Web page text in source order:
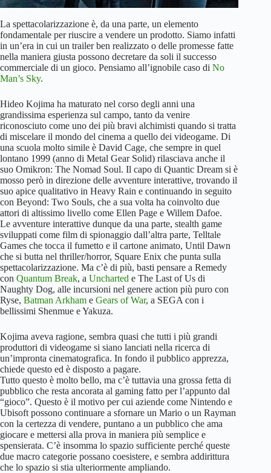
La spettacolarizzazione è, da una parte, un elemento
fondamentale per riuscire a vendere un prodotto. Siamo infatti
in un’era in cui un trailer ben realizzato o delle promesse fatte
nella maniera giusta possono decretare da soli il successo
commerciale di un gioco. Pensiamo all’ignobile caso di No
Man’s Sky.
Hideo Kojima ha maturato nel corso degli anni una
grandissima esperienza sul campo, tanto da venire
riconosciuto come uno dei più bravi alchimisti quando si tratta
di miscelare il mondo del cinema a quello dei videogame. Di
una scuola molto simile è David Cage, che sempre in quel
lontano 1999 (anno di Metal Gear Solid) rilasciava anche il
suo Omikron: The Nomad Soul. Il capo di Quantic Dream si è
mosso però in direzione delle avventure interattive, trovando il
suo apice qualitativo in Heavy Rain e continuando in seguito
con Beyond: Two Souls, che a sua volta ha coinvolto due
attori di altissimo livello come Ellen Page e Willem Dafoe.
Le avventure interattive dunque da una parte, stealth game
sviluppati come film di spionaggio dall’altra parte, Telltale
Games che tocca il fumetto e il cartone animato, Until Dawn
che si butta nel thriller/horror, Square Enix che punta sulla
spettacolarizzazione. Ma c’è di più, basti pensare a Remedy
con Quantum Break, a Uncharted e The Last of Us di
Naughty Dog, alle incursioni nel genere action più puro con
Ryse, Batman Arkham e Gears of War, a SEGA con i
bellissimi Shenmue e Yakuza.
Kojima aveva ragione, sembra quasi che tutti i più grandi
produttori di videogame si siano lanciati nella ricerca di
un’impronta cinematografica. In fondo il pubblico apprezza,
chiede questo ed è disposto a pagare.
Tutto questo è molto bello, ma c’è tuttavia una grossa fetta di
pubblico che resta ancorata al gaming fatto per l’appunto dal
“gioco”. Questo è il motivo per cui aziende come Nintendo e
Ubisoft possono continuare a sfornare un Mario o un Rayman
con la certezza di vendere, puntano a un pubblico che ama
giocare e mettersi alla prova in maniera più semplice e
spensierata. C’è insomma lo spazio sufficiente perché queste
due macro categorie possano coesistere, e sembra addirittura
che lo spazio si stia ulteriormente ampliando.